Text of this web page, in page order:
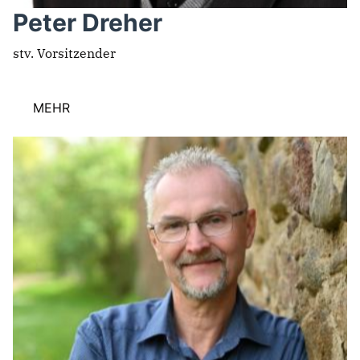
Peter Dreher
stv. Vorsitzender
MEHR